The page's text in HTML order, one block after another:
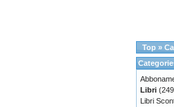
Top »
Libri
Libri